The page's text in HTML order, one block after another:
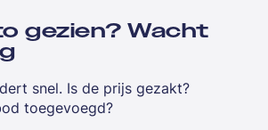
gezien? Wacht
snel. Is de prijs gezakt?
toegevoegd?